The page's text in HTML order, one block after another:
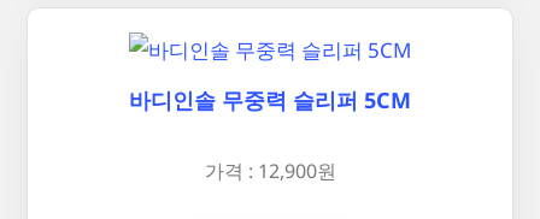
바디인솔 무중력 슬리퍼 5CM
가격 : 12,900원